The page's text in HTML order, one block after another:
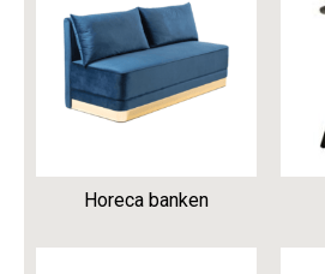
Horeca banken